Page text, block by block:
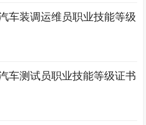
车装调运维员职业技能等级
车测试员职业技能等级证书